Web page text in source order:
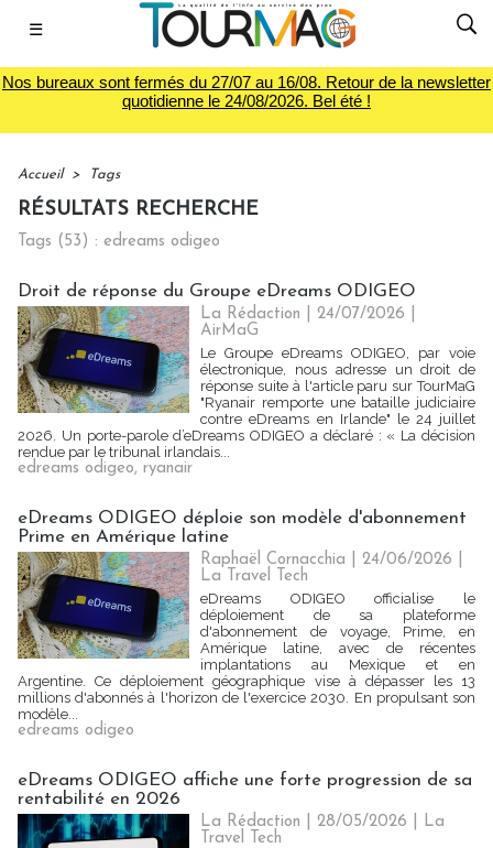
☰
Nos bureaux sont fermés du 27/07 au 16/08. Retour de la newsletter
quotidienne le 24/08/2026. Bel été !
Accueil > Tags
RÉSULTATS RECHERCHE
Tags (53) : edreams odigeo
Droit de réponse du Groupe eDreams ODIGEO
La Rédaction | 24/07/2026
AirMaG
Le Groupe eDreams ODIGEO, par voie
électronique, nous adresse un droit de
réponse suite à l'article paru sur TourMaG
"Ryanair remporte une bataille judiciaire
contre eDreams en Irlande" le 24 juillet
2026. Un porte-parole d’eDreams ODIGEO a déclaré : « La décision
rendue par le tribunal irlandais...
edreams odigeo, ryanair
eDreams ODIGEO déploie son modèle d'abonnement
Prime en Amérique latine
Raphaël Cornacchia | 24/06/2026
La Travel Tech
eDreams ODIGEO officialise le
déploiement de sa plateforme
d'abonnement de voyage, Prime, en
Amérique latine, avec de récentes
implantations au Mexique et en
Argentine. Ce déploiement géographique vise à dépasser les 13
millions d'abonnés à l'horizon de l'exercice 2030. En propulsant son
modèle...
edreams odigeo
eDreams ODIGEO affiche une forte progression de sa
rentabilité en 2026
La Rédaction | 28/05/2026
La
Travel Tech